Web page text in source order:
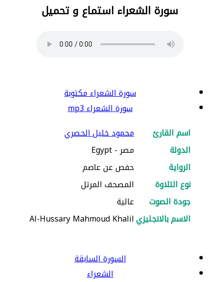
سورة الشعراء استماع و تحميل
سورة الشعراء مكتوبة
سورة الشعراء mp3
اسم القارئ
محمود خليل الحصري
الدولة
مصر - Egypt
الرواية
حفص عن عاصم
نوع التلاوة
المصحف المرتل
جودة الصوت
عالية
الاسم بالانجليزيAl-Hussary Mahmoud Khalil
السورة السابقة
الشعراء